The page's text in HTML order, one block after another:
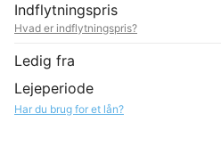
Indflytningspris
Hvad er indflytningspris?
Ledig fra
Lejeperiode
Har du brug for et lån?